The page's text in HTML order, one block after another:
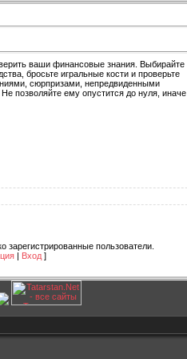
ваши финансовые знания. Выбирайте
бросьте игральные кости и проверьте
сюрпризами, непредвиденными
позволяйте ему опустится до нуля, иначе
зарегистрированные пользователи.
Вход ]